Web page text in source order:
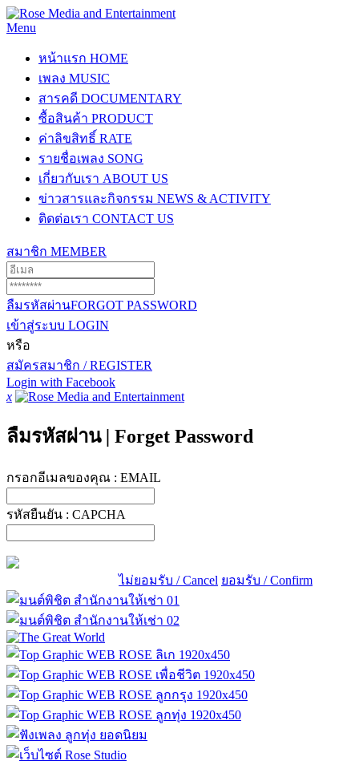
Menu
หน้าแรก HOME
เพลง MUSIC
สารคดี DOCUMENTARY
ซื้อสินค้า PRODUCT
ค่าลิขสิทธิ์ RATE
รายชื่อเพลง SONG
เกี่ยวกับเรา ABOUT US
ข่าวสารและกิจกรรม NEWS & ACTIVITY
ติดต่อเรา CONTACT US
สมาชิก MEMBER
ลืมรหัสผ่านFORGOT PASSWORD
เข้าสู่ระบบ LOGIN
หรือ
สมัครสมาชิก / REGISTER
Login with Facebook
x
ลืมรหัสผ่าน | Forget Password
กรอกอีเมลของคุณ : EMAIL
รหัสยืนยัน : CAPCHA
ไม่ยอมรับ / Cancel ยอมรับ / Confirm